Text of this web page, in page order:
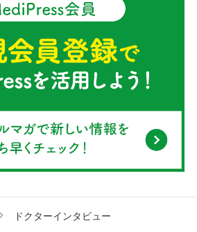
ドクターインタビュー